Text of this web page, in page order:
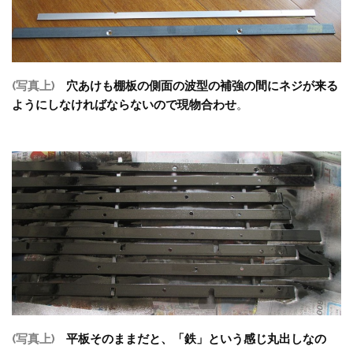
(写真上)
穴あけも棚板の側面の波型の補強の間にネジが来る
ようにしなければならないので現物合わせ。
(写真上)
平板そのままだと、「鉄」という感じ丸出しなの